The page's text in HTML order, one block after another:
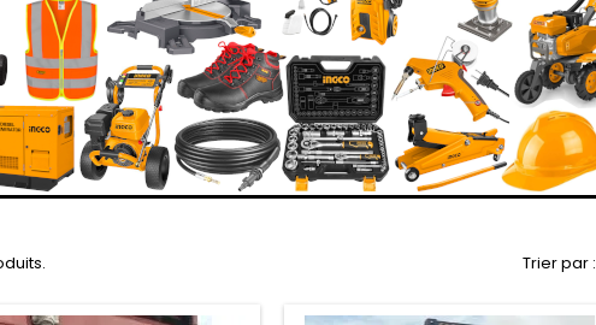
Trier par :